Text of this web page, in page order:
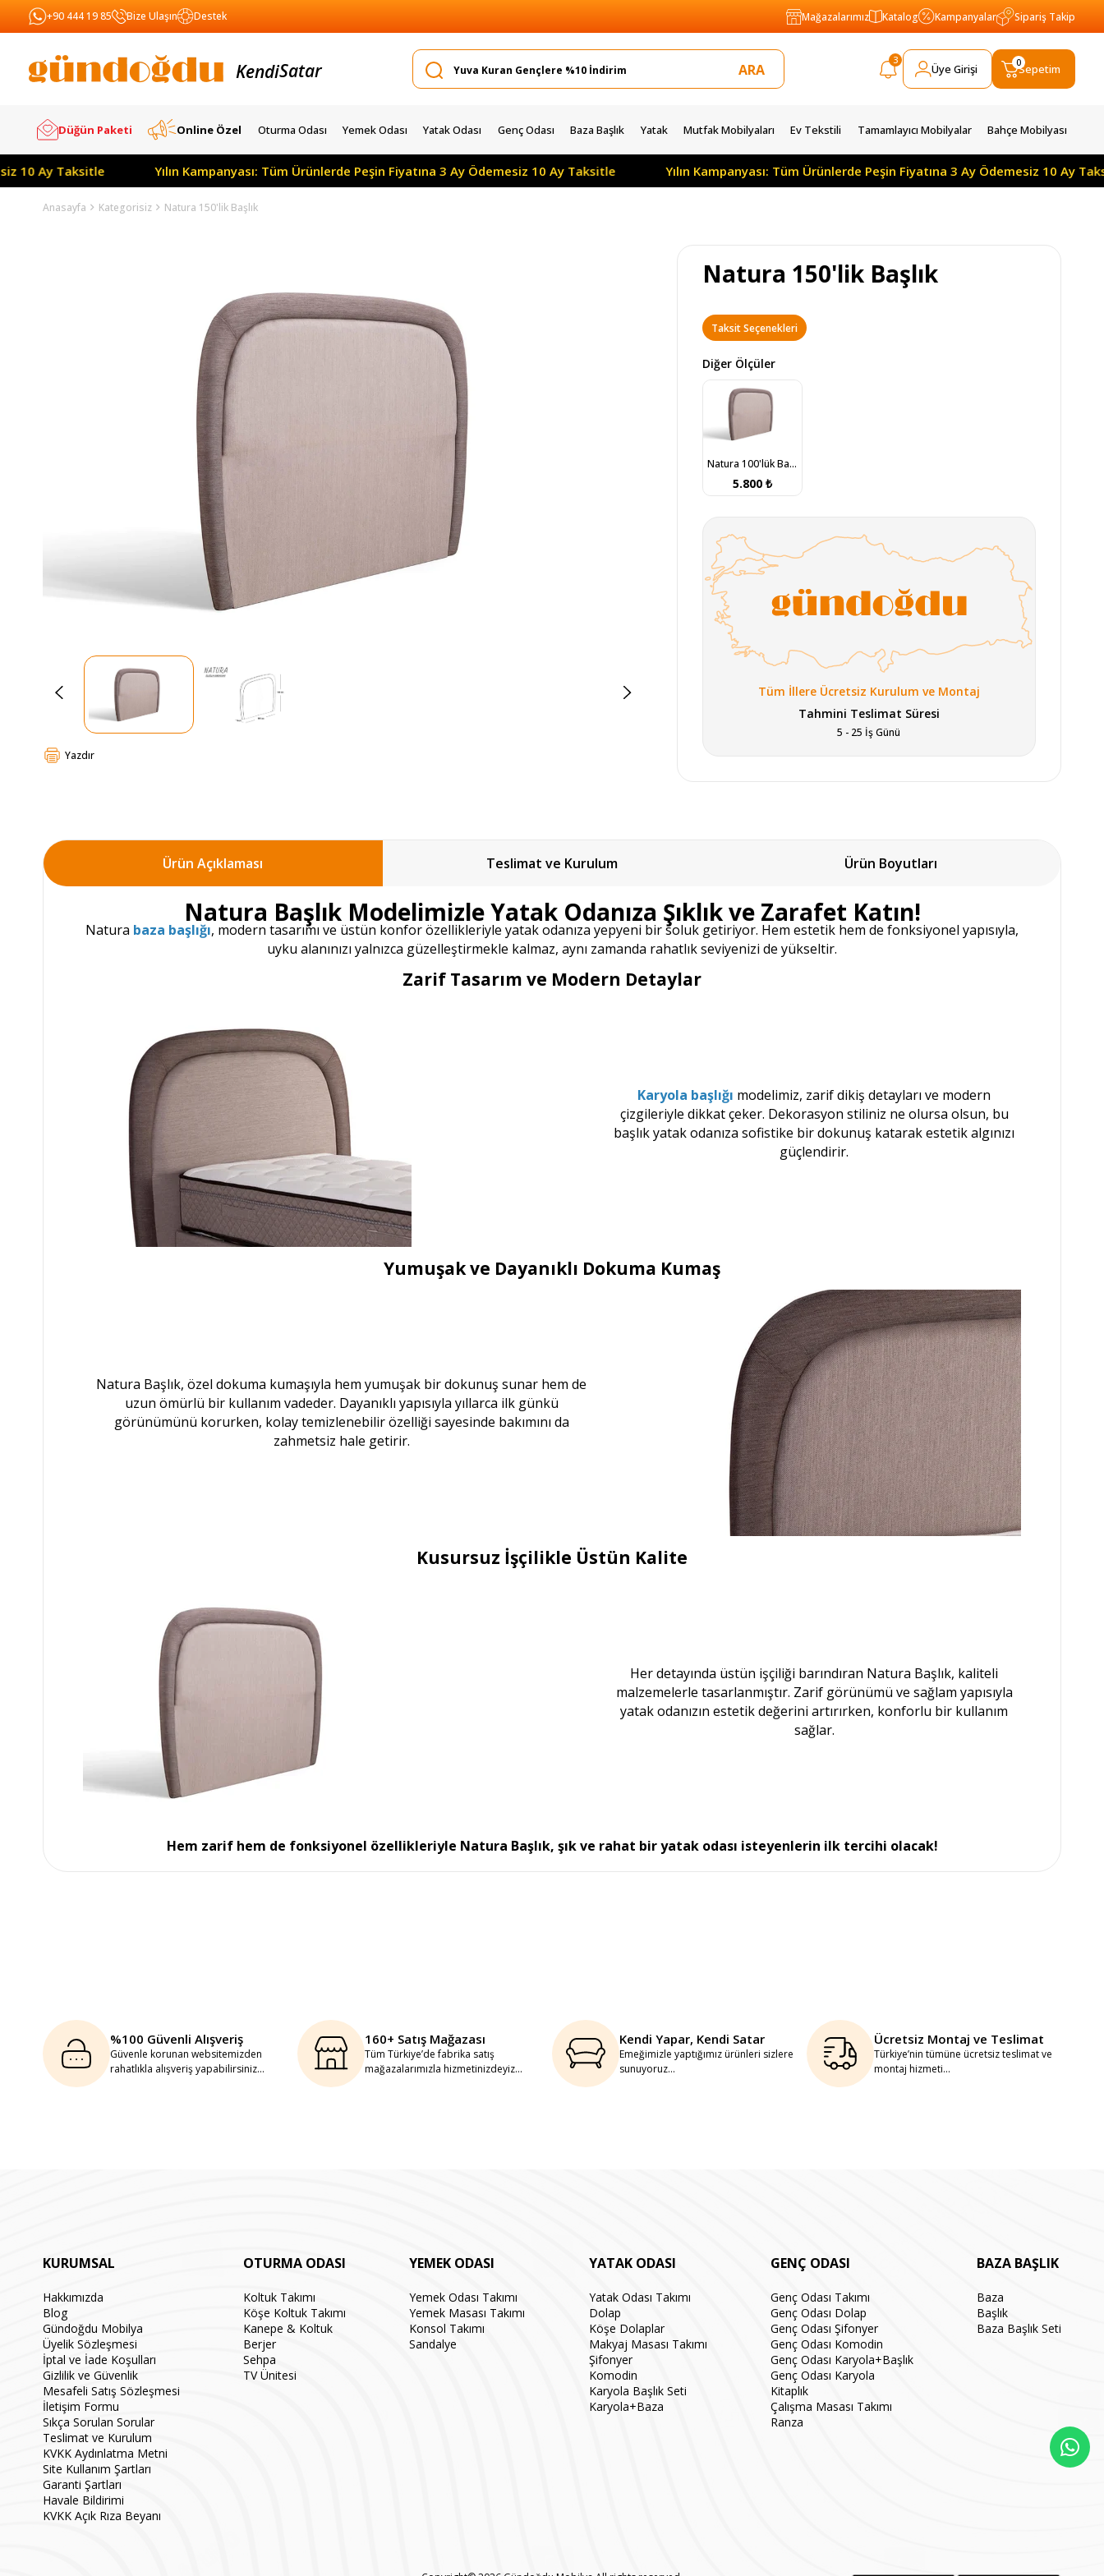
+90 444 19 85 Bize Ulaşın Destek Mağazalarımız Katalog Kampanyalar Sipariş Takip
KendiYapar
3
Üye Girişi Sepetim
0
Düğün Paketi Online Özel Oturma Odası Yemek Odası Yatak Odası Genç Odası Baza Başlık Yatak Mutfak Mobilyaları Ev Tekstili Tamamlayıcı Mobilyalar Bahçe Mobilyası
Taksitle Yılın Kampanyası: Tüm Ürünlerde Peşin Fiyatına 3 Ay Ödemesiz 10 Ay Taksitle Yılın Kampanyası: Tüm Ürünlerde Peşin Fiyatına 3 Ay Ödemesiz 10 Ay Taksitle
Anasayfa Kategorisiz Natura 150'lik Başlık
Yazdır
Natura 150'lik Başlık
Taksit Seçenekleri
Diğer Ölçüler
Natura 100'lük Başlık
5.800 ₺
Tüm İllere Ücretsiz Kurulum ve Montaj
Tahmini Teslimat Süresi
5 - 25 İş Günü
Ürün Açıklaması Teslimat ve Kurulum Ürün Boyutları
Natura Başlık Modelimizle Yatak Odanıza Şıklık ve Zarafet Katın!
Natura baza başlığı, modern tasarımı ve üstün konfor özellikleriyle yatak odanıza yepyeni bir soluk getiriyor. Hem estetik hem de fonksiyonel yapısıyla,
uyku alanınızı yalnızca güzelleştirmekle kalmaz, aynı zamanda rahatlık seviyenizi de yükseltir.
Zarif Tasarım ve Modern Detaylar
Karyola başlığı modelimiz, zarif dikiş detayları ve modern
çizgileriyle dikkat çeker. Dekorasyon stiliniz ne olursa olsun, bu
başlık yatak odanıza sofistike bir dokunuş katarak estetik algınızı
güçlendirir.
Yumuşak ve Dayanıklı Dokuma Kumaş
Natura Başlık, özel dokuma kumaşıyla hem yumuşak bir dokunuş sunar hem de
uzun ömürlü bir kullanım vadeder. Dayanıklı yapısıyla yıllarca ilk günkü
görünümünü korurken, kolay temizlenebilir özelliği sayesinde bakımını da
zahmetsiz hale getirir.
Kusursuz İşçilikle Üstün Kalite
Her detayında üstün işçiliği barındıran Natura Başlık, kaliteli
malzemelerle tasarlanmıştır. Zarif görünümü ve sağlam yapısıyla
yatak odanızın estetik değerini artırırken, konforlu bir kullanım
sağlar.
Hem zarif hem de fonksiyonel özellikleriyle Natura Başlık, şık ve rahat bir yatak odası isteyenlerin ilk tercihi olacak!
%100 Güvenli Alışveriş
Güvenle korunan websitemizden
rahatlıkla alışveriş yapabilirsiniz...
160+ Satış Mağazası
Tüm Türkiye’de fabrika satış
mağazalarımızla hizmetinizdeyiz...
Kendi Yapar, Kendi Satar
Emeğimizle yaptığımız ürünleri sizlere
sunuyoruz...
Ücretsiz Montaj ve Teslimat
Türkiye’nin tümüne ücretsiz teslimat ve
montaj hizmeti...
KURUMSAL
Hakkımızda
Blog
Gündoğdu Mobilya
Üyelik Sözleşmesi
İptal ve İade Koşulları
Gizlilik ve Güvenlik
Mesafeli Satış Sözleşmesi
İletişim Formu
Sıkça Sorulan Sorular
Teslimat ve Kurulum
KVKK Aydınlatma Metni
Site Kullanım Şartları
Garanti Şartları
Havale Bildirimi
KVKK Açık Rıza Beyanı
OTURMA ODASI
Koltuk Takımı
Köşe Koltuk Takımı
Kanepe & Koltuk
Berjer
Sehpa
TV Ünitesi
YEMEK ODASI
Yemek Odası Takımı
Yemek Masası Takımı
Konsol Takımı
Sandalye
YATAK ODASI
Yatak Odası Takımı
Dolap
Köşe Dolaplar
Makyaj Masası Takımı
Şifonyer
Komodin
Karyola Başlık Seti
Karyola+Baza
GENÇ ODASI
Genç Odası Takımı
Genç Odası Dolap
Genç Odası Şifonyer
Genç Odası Komodin
Genç Odası Karyola+Başlık
Genç Odası Karyola
Kitaplık
Çalışma Masası Takımı
Ranza
BAZA BAŞLIK
Baza
Başlık
Baza Başlık Seti